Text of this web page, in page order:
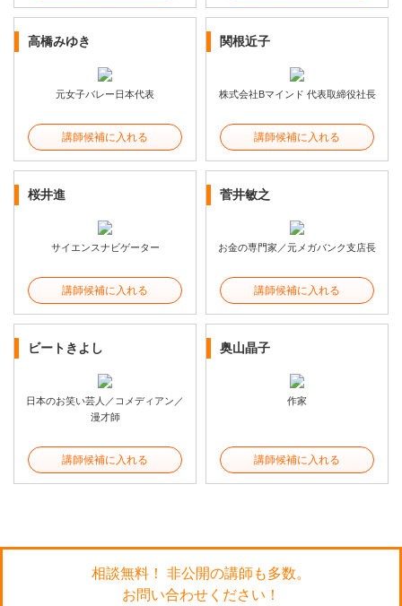
高橋みゆき
元女子バレー日本代表
講師候補に入れる
関根近子
株式会社Bマインド 代表取締役社長
講師候補に入れる
桜井進
サイエンスナビゲーター
講師候補に入れる
菅井敏之
お金の専門家／元メガバンク支店長
講師候補に入れる
ビートきよし
日本のお笑い芸人／コメディアン／
漫才師
講師候補に入れる
奥山晶子
作家
講師候補に入れる
相談無料！ 非公開の講師も多数。
お問い合わせください！